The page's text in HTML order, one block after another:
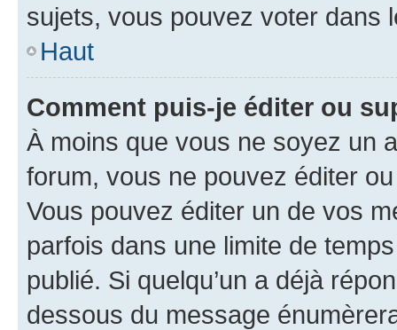
sujets, vous pouvez voter dans
Haut
Comment puis-je éditer ou
À moins que vous ne soyez un
forum, vous ne pouvez éditer
Vous pouvez éditer un de vos
parfois dans une limite de
publié. Si quelqu’un a déjà
dessous du message